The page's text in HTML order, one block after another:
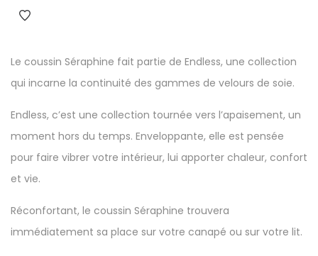
Le coussin Séraphine fait partie de Endless, une collection
qui incarne la continuité des gammes de velours de soie.
Endless, c’est une collection tournée vers l’apaisement, un
moment hors du temps. Enveloppante, elle est pensée
pour faire vibrer votre intérieur, lui apporter chaleur, confort
et vie.
Réconfortant, le coussin Séraphine trouvera
immédiatement sa place sur votre canapé ou sur votre lit.